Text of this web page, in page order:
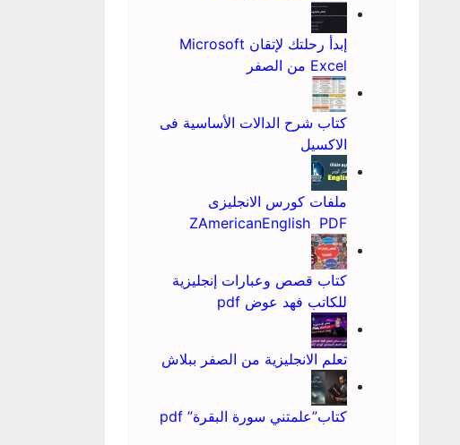
إبدأ رحلتك لإتقان Microsoft
Excel من الصفر
كتاب شرح الدالات الأساسية فى
الاكسيل
ملفات كورس الانجليزى
ZAmericanEnglish PDF
كتاب قصص وعبارات إنجليزية
للكاتب فهد عوض pdf
تعلم الانجليزية من الصفر ببلاش
كتاب”علمتني سورة البقرة” pdf